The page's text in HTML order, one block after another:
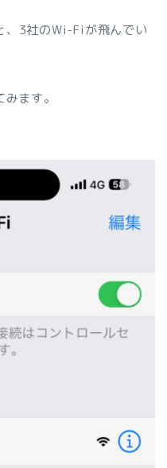
、3社のWi-Fiが飛んでい
ます。